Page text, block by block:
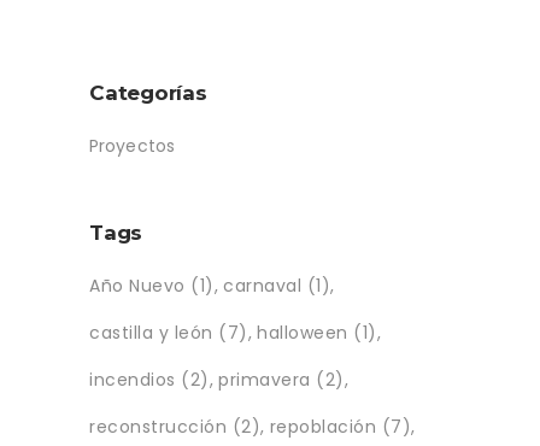
Categorías
Proyectos
Tags
Año Nuevo (1) carnaval (1)
castilla y león (7) halloween (1)
incendios (2) primavera (2)
reconstrucción (2) repoblación (7)